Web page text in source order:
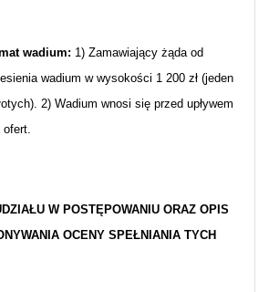
wadium: 1) Zamawiający żąda od
wadium w wysokości 1 200 zł (jeden
2) Wadium wnosi się przed upływem
W POSTĘPOWANIU ORAZ OPIS
OCENY SPEŁNIANIA TYCH